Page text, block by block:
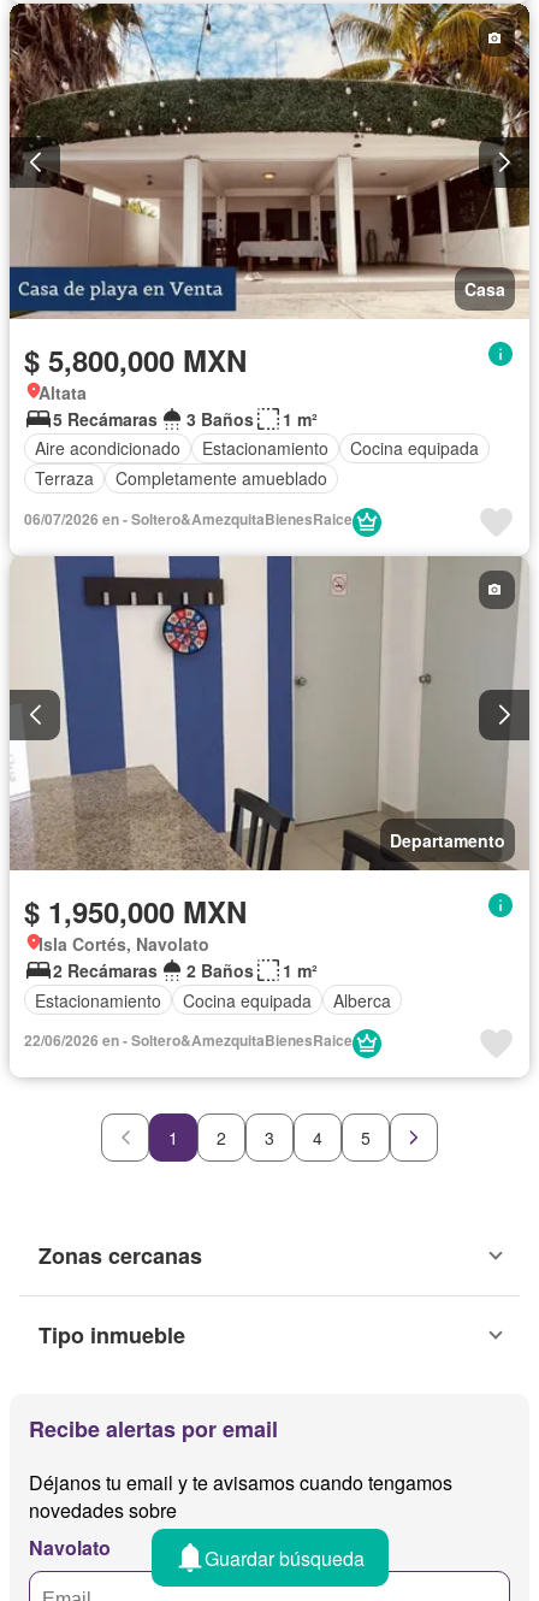
Vista panorámica
Casa
$ 5,800,000 MXN
Altata
5 Recámaras
3 Baños
1 m²
Aire acondicionado
Estacionamiento
Cocina equipada
Terraza
Completamente amueblado
06/07/2026 en - Soltero&AmezquitaBienesRaice
Departamento
$ 1,950,000 MXN
Isla Cortés, Navolato
2 Recámaras
2 Baños
1 m²
Estacionamiento
Cocina equipada Alberca
22/06/2026 en - Soltero&AmezquitaBienesRaice
1 2 3 4 5
Zonas cercanas
Tipo inmueble
Recibe alertas por email
Déjanos tu email y te avisamos cuando tengamos
novedades sobre
Navolato
Guardar búsqueda